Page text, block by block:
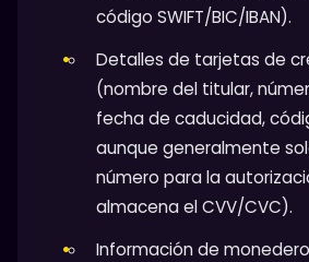
código SWIFT/BIC/IBAN).
Detalles de tarjetas de
(nombre del titular,
fecha de caducidad,
aunque generalmente
número para la
almacena el CVV/CVC).
Información de